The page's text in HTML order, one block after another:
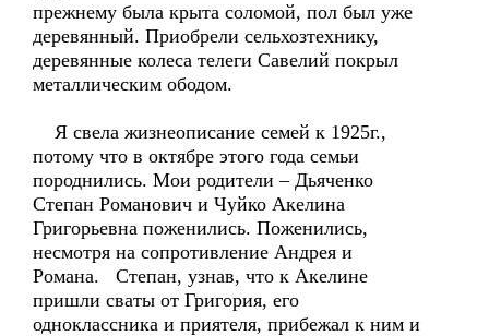
прежнему была крыта соломой, пол был уже
деревянный. Приобрели сельхозтехнику,
деревянные колеса телеги Савелий покрыл
металлическим ободом.
Я свела жизнеописание семей к 1925г.,
потому что в октябре этого года семьи
породнились. Мои родители – Дьяченко
Степан Романович и Чуйко Акелина
Григорьевна поженились. Поженились,
несмотря на сопротивление Андрея и
Романа. Степан, узнав, что к Акелине
пришли сваты от Григория, его
одноклассника и приятеля, прибежал к ним и